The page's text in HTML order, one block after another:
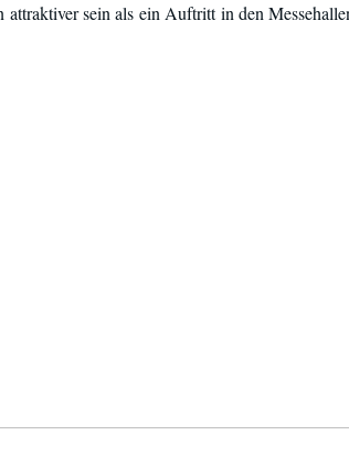
attraktiver sein als ein Auftritt in den